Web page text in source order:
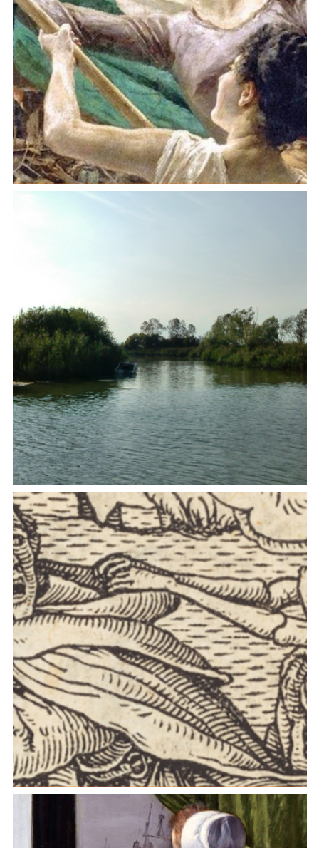
SHORES - Living on the shore: sustainability and
connectivity of the Adriatic lagoon environments
Diversamente mendicanti